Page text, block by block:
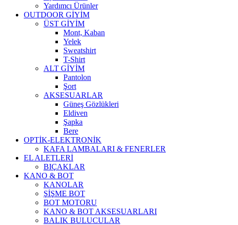
Yardımcı Ürünler
OUTDOOR GİYİM
ÜST GİYİM
Mont, Kaban
Yelek
Sweatshirt
T-Shirt
ALT GİYİM
Pantolon
Şort
AKSESUARLAR
Güneş Gözlükleri
Eldiven
Şapka
Bere
OPTİK-ELEKTRONİK
KAFA LAMBALARI & FENERLER
EL ALETLERİ
BIÇAKLAR
KANO & BOT
KANOLAR
ŞİŞME BOT
BOT MOTORU
KANO & BOT AKSESUARLARI
BALIK BULUCULAR